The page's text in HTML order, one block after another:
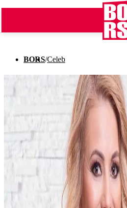
BORS/Celeb